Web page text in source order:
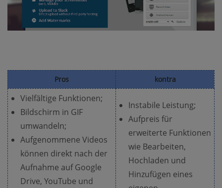
Pros kontra
Vielfältige Funktionen;
Bildschirm in GIF
umwandeln;
Aufgenommene Videos
können direkt nach der
Aufnahme auf Google
Drive, YouTube und
Instabile Leistung;
Aufpreis für
erweiterte Funktionen
wie Bearbeiten,
Hochladen und
Hinzufügen eines